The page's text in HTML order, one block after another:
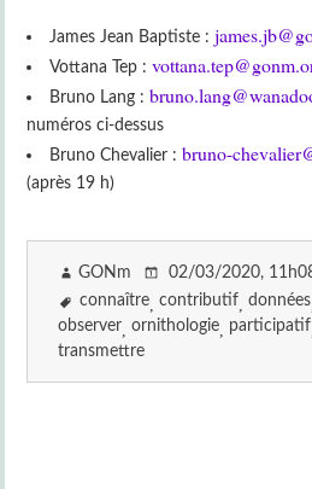
James Jean Baptiste :
Vottana Tep :
Bruno Lang :
numéros ci-dessus
Bruno Chevalier :bruno-
(après 19 h)
GONm 02/03/2020,
connaître contributif données
observer ornithologie participatif
transmettre